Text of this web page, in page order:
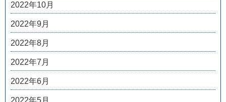
2022年10月
2022年9月
2022年8月
2022年7月
2022年6月